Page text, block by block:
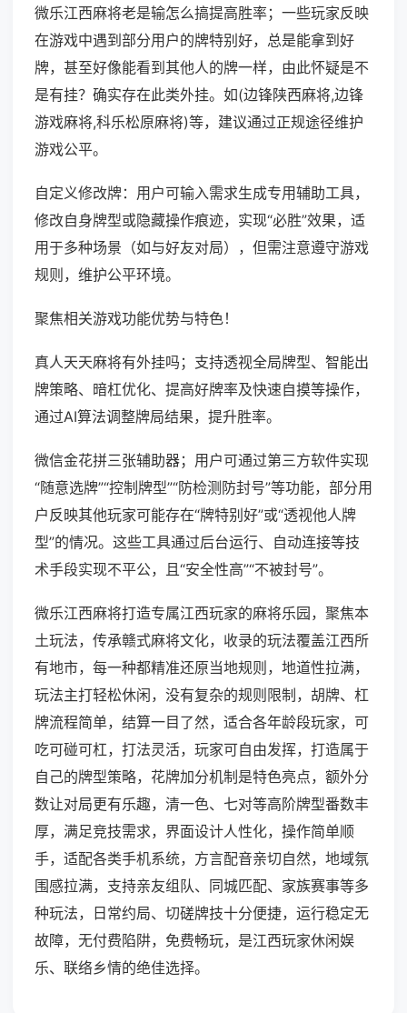
微乐江西麻将老是输怎么搞提高胜率；一些玩家反映
在游戏中遇到部分用户的牌特别好，总是能拿到好
牌，甚至好像能看到其他人的牌一样，由此怀疑是不
是有挂？确实存在此类外挂。如(边锋陕西麻将,边锋
游戏麻将,科乐松原麻将)等，建议通过正规途径维护
游戏公平。
自定义修改牌：用户可输入需求生成专用辅助工具，
修改自身牌型或隐藏操作痕迹，实现“必胜”效果，适
用于多种场景（如与好友对局），但需注意遵守游戏
规则，维护公平环境。
聚焦相关游戏功能优势与特色！
真人天天麻将有外挂吗；支持透视全局牌型、智能出
牌策略、暗杠优化、提高好牌率及快速自摸等操作，
通过AI算法调整牌局结果，提升胜率。
微信金花拼三张辅助器；用户可通过第三方软件实现
“随意选牌”“控制牌型”“防检测防封号”等功能，部分用
户反映其他玩家可能存在“牌特别好”或“透视他人牌
型”的情况。这些工具通过后台运行、自动连接等技
术手段实现不平公，且“安全性高”“不被封号”。
微乐江西麻将打造专属江西玩家的麻将乐园，聚焦本
土玩法，传承赣式麻将文化，收录的玩法覆盖江西所
有地市，每一种都精准还原当地规则，地道性拉满，
玩法主打轻松休闲，没有复杂的规则限制，胡牌、杠
牌流程简单，结算一目了然，适合各年龄段玩家，可
吃可碰可杠，打法灵活，玩家可自由发挥，打造属于
自己的牌型策略，花牌加分机制是特色亮点，额外分
数让对局更有乐趣，清一色、七对等高阶牌型番数丰
厚，满足竞技需求，界面设计人性化，操作简单顺
手，适配各类手机系统，方言配音亲切自然，地域氛
围感拉满，支持亲友组队、同城匹配、家族赛事等多
种玩法，日常约局、切磋牌技十分便捷，运行稳定无
故障，无付费陷阱，免费畅玩，是江西玩家休闲娱
乐、联络乡情的绝佳选择。